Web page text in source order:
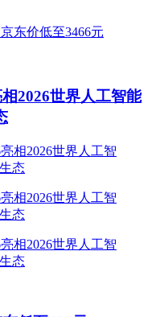
2026世界人工智能